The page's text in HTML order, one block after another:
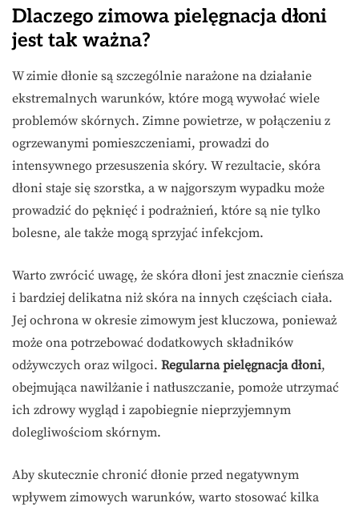
Dlaczego zimowa pielęgnacja dłoni
jest tak ważna?
W zimie dłonie są szczególnie narażone na działanie
ekstremalnych warunków, które mogą wywołać wiele
problemów skórnych. Zimne powietrze, w połączeniu z
ogrzewanymi pomieszczeniami, prowadzi do
intensywnego przesuszenia skóry. W rezultacie, skóra
dłoni staje się szorstka, a w najgorszym wypadku może
prowadzić do pęknięć i podrażnień, które są nie tylko
bolesne, ale także mogą sprzyjać infekcjom.
Warto zwrócić uwagę, że skóra dłoni jest znacznie cieńsza
i bardziej delikatna niż skóra na innych częściach ciała.
Jej ochrona w okresie zimowym jest kluczowa, ponieważ
może ona potrzebować dodatkowych składników
odżywczych oraz wilgoci. Regularna pielęgnacja dłoni,
obejmująca nawilżanie i natłuszczanie, pomoże utrzymać
ich zdrowy wygląd i zapobiegnie nieprzyjemnym
dolegliwościom skórnym.
Aby skutecznie chronić dłonie przed negatywnym
wpływem zimowych warunków, warto stosować kilka